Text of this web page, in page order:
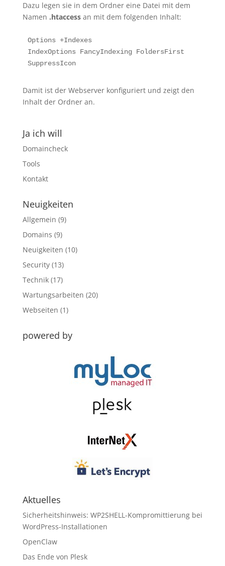
Dazu legen sie in dem Ordner eine Datei mit dem
Namen .htaccessan mit dem folgenden Inhalt:
Options +Indexes
IndexOptions FancyIndexing FoldersFirst
SuppressIcon
Damit ist der Webserver konfiguriert und zeigt den
Inhalt der Ordner an.
Ja ich will
Domaincheck
Tools
Kontakt
Neuigkeiten
Allgemein (9)
Domains (9)
Neuigkeiten (10)
Security(13)
Technik(17)
Wartungsarbeiten (20)
Webseiten (1)
powered by
Aktuelles
Sicherheitshinweis: WP2SHELL-Kompromittierung bei
WordPress-Installationen
OpenClaw
Das Ende von Plesk